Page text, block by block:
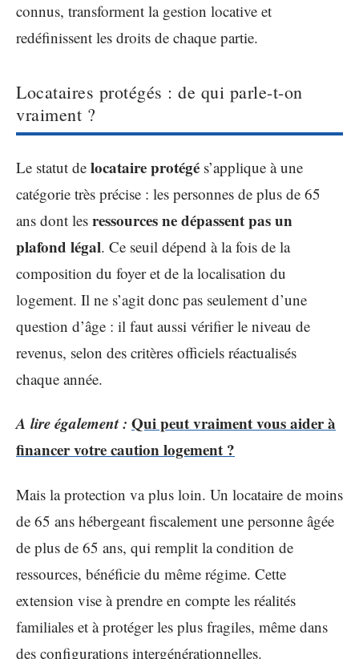
connus, transforment la gestion locative et
redéfinissent les droits de chaque partie.
Locataires protégés : de qui parle-t-on
vraiment ?
Le statut de locataire protégé s’applique à une
catégorie très précise : les personnes de plus de 65
ans dont les ressources ne dépassent pas un
plafond légal. Ce seuil dépend à la fois de la
composition du foyer et de la localisation du
logement. Il ne s’agit donc pas seulement d’une
question d’âge : il faut aussi vérifier le niveau de
revenus, selon des critères officiels réactualisés
chaque année.
A lire également : Qui peut vraiment vous aider à
financer votre caution logement ?
Mais la protection va plus loin. Un locataire de moins
de 65 ans hébergeant fiscalement une personne âgée
de plus de 65 ans, qui remplit la condition de
ressources, bénéficie du même régime. Cette
extension vise à prendre en compte les réalités
familiales et à protéger les plus fragiles, même dans
des configurations intergénérationnelles.